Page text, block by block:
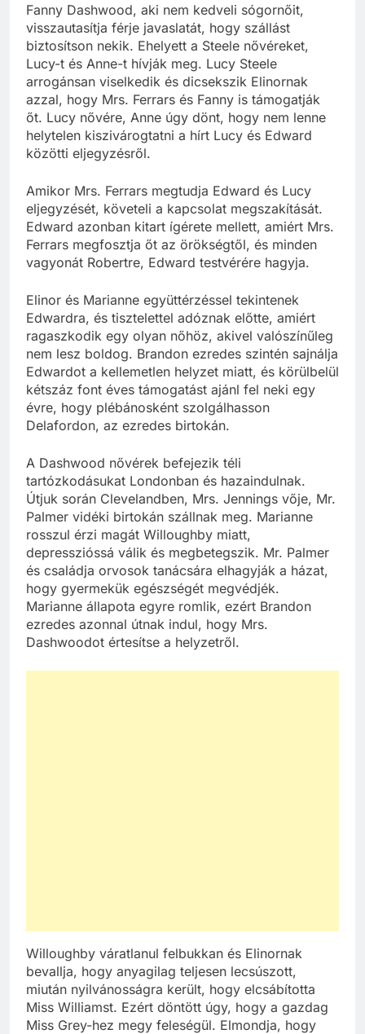
Fanny Dashwood, aki nem kedveli sógornőit,
visszautasítja férje javaslatát, hogy szállást
biztosítson nekik. Ehelyett a Steele nővéreket,
Lucy-t és Anne-t hívják meg. Lucy Steele
arrogánsan viselkedik és dicsekszik Elinornak
azzal, hogy Mrs. Ferrars és Fanny is támogatják
őt. Lucy nővére, Anne úgy dönt, hogy nem lenne
helytelen kiszivárogtatni a hírt Lucy és Edward
közötti eljegyzésről.
Amikor Mrs. Ferrars megtudja Edward és Lucy
eljegyzését, követeli a kapcsolat megszakítását.
Edward azonban kitart ígérete mellett, amiért Mrs.
Ferrars megfosztja őt az örökségtől, és minden
vagyonát Robertre, Edward testvérére hagyja.
Elinor és Marianne együttérzéssel tekintenek
Edwardra, és tisztelettel adóznak előtte, amiért
ragaszkodik egy olyan nőhöz, akivel valószínűleg
nem lesz boldog. Brandon ezredes szintén sajnálja
Edwardot a kellemetlen helyzet miatt, és körülbelül
kétszáz font éves támogatást ajánl fel neki egy
évre, hogy plébánosként szolgálhasson
Delafordon, az ezredes birtokán.
A Dashwood nővérek befejezik téli
tartózkodásukat Londonban és hazaindulnak.
Útjuk során Clevelandben, Mrs. Jennings vője, Mr.
Palmer vidéki birtokán szállnak meg. Marianne
rosszul érzi magát Willoughby miatt,
depresszióssá válik és megbetegszik. Mr. Palmer
és családja orvosok tanácsára elhagyják a házat,
hogy gyermekük egészségét megvédjék.
Marianne állapota egyre romlik, ezért Brandon
ezredes azonnal útnak indul, hogy Mrs.
Dashwoodot értesítse a helyzetről.
Willoughby váratlanul felbukkan és Elinornak
bevallja, hogy anyagilag teljesen lecsúszott,
miután nyilvánosságra került, hogy elcsábította
Miss Williamst. Ezért döntött úgy, hogy a gazdag
Miss Grey-hez megy feleségül. Elmondja, hogy